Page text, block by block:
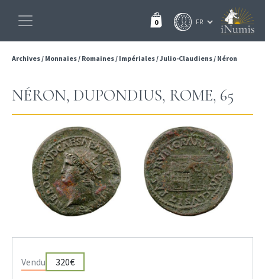
0
Archives/ Monnaies/ Romaines/ Impériales/Julio-Claudiens/ Néron
NÉRON, DUPONDIUS, ROME, 65
Vendu 320€